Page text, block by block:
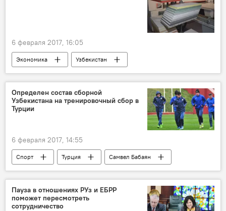
6 февраля 2017, 16:05
Экономика
Узбекистан
Сырдарьинская область
Определен состав сборной
Узбекистана на тренировочный сбор в
Турции
6 февраля 2017, 14:55
Спорт Турция
Самвел Бабаян
Федерации футбола Узбекистана
ФИФА
Пауза в отношениях РУз и ЕБРР
поможет пересмотреть
сотрудничество